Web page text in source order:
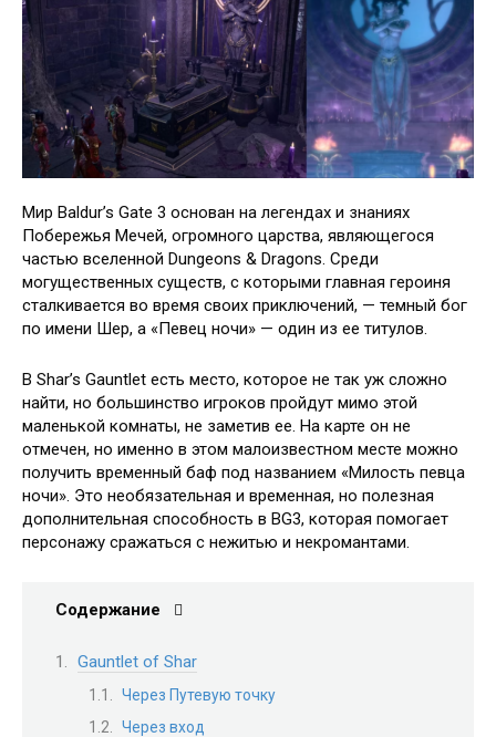
Мир Baldur’s Gate 3 основан на легендах и знаниях
Побережья Мечей, огромного царства, являющегося
частью вселенной Dungeons & Dragons. Среди
могущественных существ, с которыми главная героиня
сталкивается во время своих приключений, — темный бог
по имени Шер, а «Певец ночи» — один из ее титулов.
В Shar’s Gauntlet есть место, которое не так уж сложно
найти, но большинство игроков пройдут мимо этой
маленькой комнаты, не заметив ее. На карте он не
отмечен, но именно в этом малоизвестном месте можно
получить временный баф под названием «Милость певца
ночи». Это необязательная и временная, но полезная
дополнительная способность в BG3, которая помогает
персонажу сражаться с нежитью и некромантами.
Содержание
Gauntlet of Shar
Через Путевую точку
Через вход